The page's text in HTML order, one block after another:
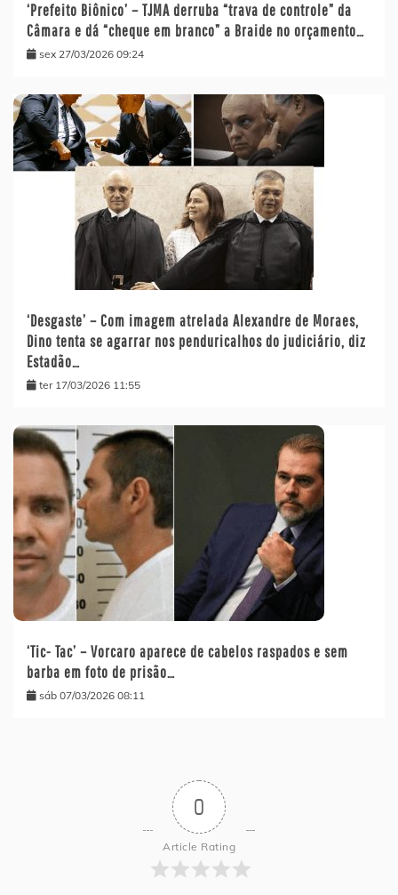
‘Prefeito Biônico’ – TJMA derruba “trava de controle” da
Câmara e dá “cheque em branco” a Braide no orçamento…
sex 27/03/2026 09:24
‘Desgaste’ – Com imagem atrelada Alexandre de Moraes,
Dino tenta se agarrar nos penduricalhos do judiciário, diz
Estadão…
ter 17/03/2026 11:55
‘Tic- Tac’ – Vorcaro aparece de cabelos raspados e sem
barba em foto de prisão…
sáb 07/03/2026 08:11
0
Article Rating